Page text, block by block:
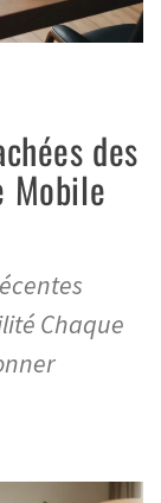
des
Mobile
Chaque